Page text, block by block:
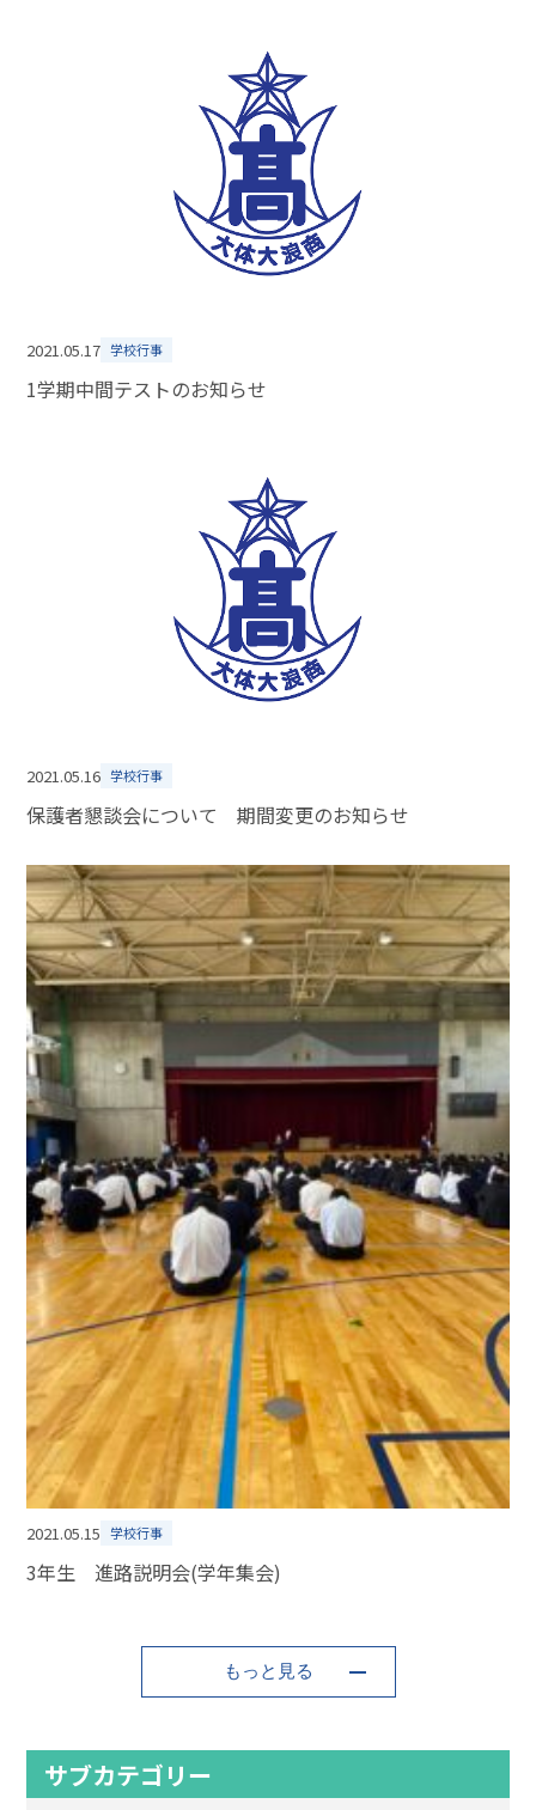
2021.05.17 学校行事
1学期中間テストのお知らせ
2021.05.16 学校行事
保護者懇談会について 期間変更のお知らせ
2021.05.15 学校行事
3年生 進路説明会(学年集会)
もっと見る
サブカテゴリー